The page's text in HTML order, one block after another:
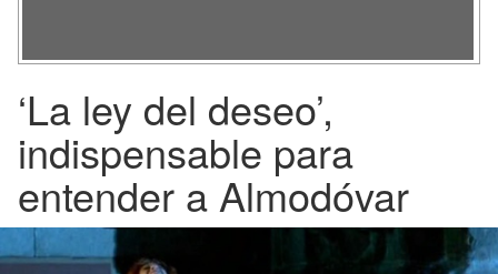
‘La ley del deseo’,
indispensable para
entender a Almodóvar